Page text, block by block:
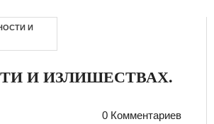
И
И ИЗЛИШЕСТВАХ.
0 Комментариев